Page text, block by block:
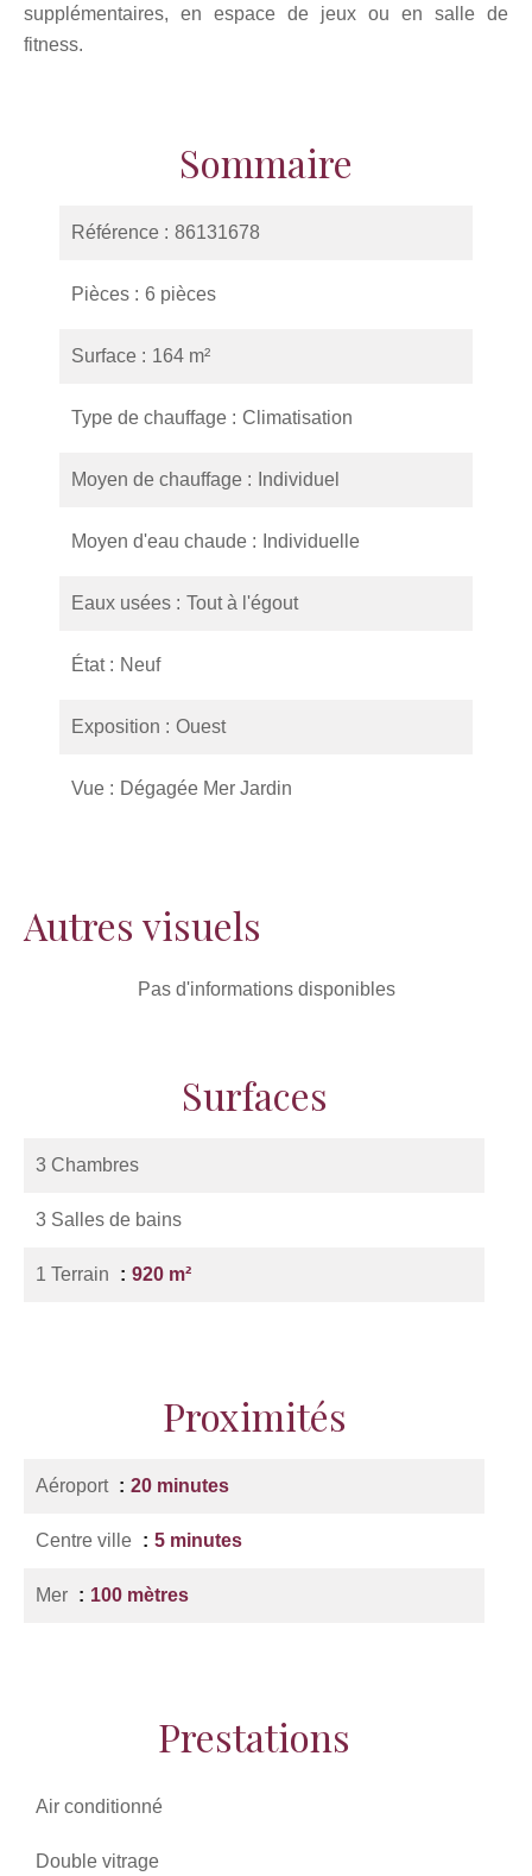
supplémentaires, en espace de jeux ou en salle de
fitness.
Sommaire
Référence 86131678
Pièces 6 pièces
Surface 164 m²
Type de chauffage Climatisation
Moyen de chauffage Individuel
Moyen d'eau chaude Individuelle
Eaux usées Tout à l'égout
État Neuf
Exposition Ouest
Vue Dégagée Mer Jardin
Autres visuels
Pas d'informations disponibles
Surfaces
3 Chambres
3 Salles de bains
1 Terrain 920 m²
Proximités
Aéroport 20 minutes
Centre ville 5 minutes
Mer 100 mètres
Prestations
Air conditionné
Double vitrage